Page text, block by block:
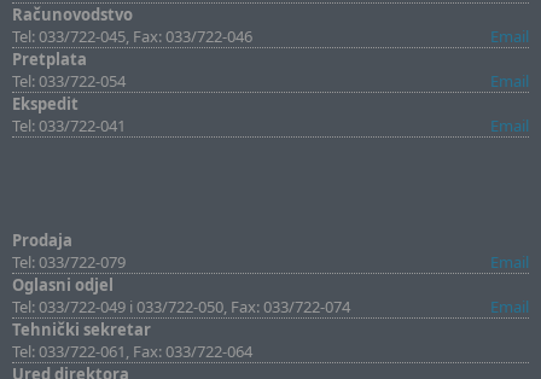
Računovodstvo
Tel: 033/722-045, Fax: 033/722-046
Email
Pretplata
Tel: 033/722-054
Email
Ekspedit
Tel: 033/722-041
Email
Prodaja
Tel: 033/722-079
Email
Oglasni odjel
Tel: 033/722-049 i 033/722-050, Fax: 033/722-074
Email
Tehnički sekretar
Tel: 033/722-061, Fax: 033/722-064
Ured direktora